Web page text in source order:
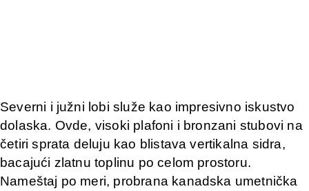
Severni i južni lobi služe kao impresivno iskustvo
dolaska. Ovde, visoki plafoni i bronzani stubovi na
četiri sprata deluju kao blistava vertikalna sidra,
bacajući zlatnu toplinu po celom prostoru.
Nameštaj po meri, probrana kanadska umetnička